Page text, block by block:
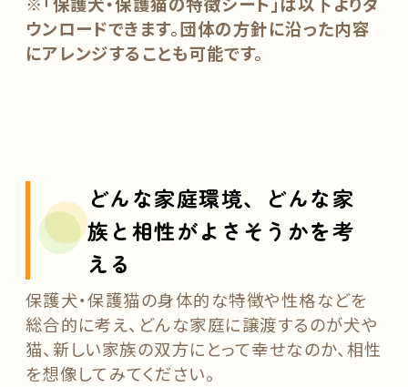
ウンロードできます。団体の方針に沿った内容
にアレンジすることも可能です。
どんな家庭環境、どんな家
族と相性がよさそうかを考
える
保護犬・保護猫の身体的な特徴や性格などを
総合的に考え、どんな家庭に譲渡するのが犬や
猫、新しい家族の双方にとって幸せなのか、相性
を想像してみてください。